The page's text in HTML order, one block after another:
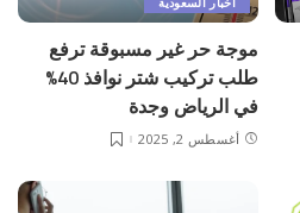
موجة حر غير مسبوقة ترفع
طلب تركيب شتر نوافذ 40%
في الرياض وجدة
أغسطس 2, 2025